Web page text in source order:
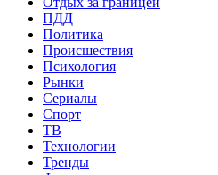
ПДД
Политика
Происшествия
Психология
Рынки
Сериалы
Спорт
ТВ
Технологии
Тренды